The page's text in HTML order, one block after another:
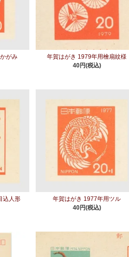
がみ
年賀はがき 1979年用檜扇紋様
40円(税込)
込人形
年賀はがき 1977年用ツル
40円(税込)